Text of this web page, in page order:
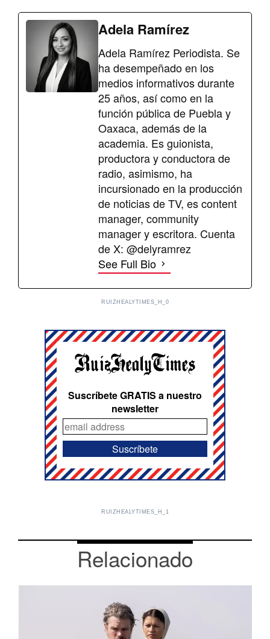
Adela Ramírez
Adela Ramírez Periodista. Se
ha desempeñado en los
medios informativos durante
25 años, así como en la
función pública de Puebla y
Oaxaca, además de la
academia. Es guionista,
productora y conductora de
radio, asimismo, ha
incursionado en la producción
de noticias de TV, es content
manager, community
manager y escritora. Cuenta
de X: @delyramrez
See Full Bio
RUIZHEALYTIMES_H_0
Suscríbete GRATIS a nuestro
newsletter
RUIZHEALYTIMES_H_1
Relacionado